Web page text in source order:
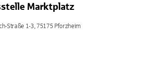
Marktplatz
Straße 1-3, 75175 Pforzheim